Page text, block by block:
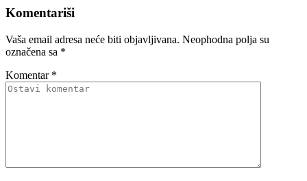
Komentariši
Vaša email adresa neće biti objavljivana. Neophodna polja su
označena sa *
Komentar *